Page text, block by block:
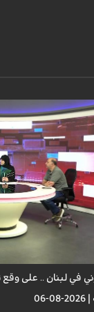
في لبنان .. على وقع